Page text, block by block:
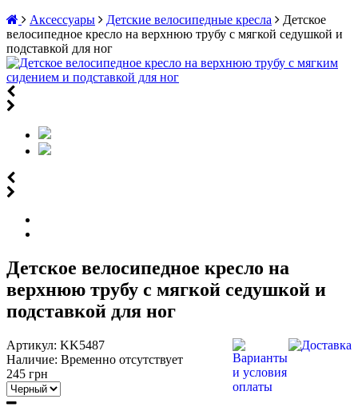
Аксессуары
Детские велосипедные кресла
Детское
велосипедное кресло на верхнюю трубу с мягкой седушкой и
подставкой для ног
Детское велосипедное кресло на
верхнюю трубу с мягкой седушкой и
подставкой для ног
Артикул: KK5487
Наличие: Временно отсутствует
245 грн